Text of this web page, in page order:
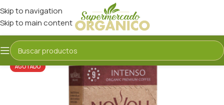
Skip to navigation
Skip to main content
AGOTADO